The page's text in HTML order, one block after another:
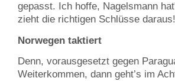
gepasst. Ich hoffe, Nagelsmann
zieht die richtigen Schlüsse daraus!
Norwegen taktiert
Denn, vorausgesetzt gegen
Weiterkommen, dann geht’s im